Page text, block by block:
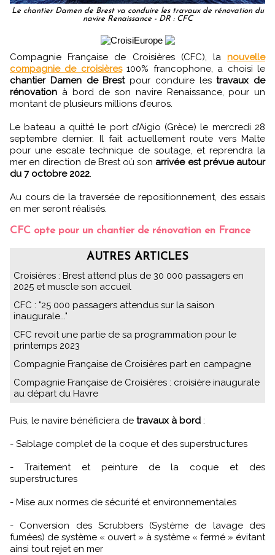
Le chantier Damen de Brest va conduire les travaux de rénovation du
navire Renaissance - DR : CFC
Compagnie Française de Croisières (CFC), la nouvelle
compagnie de croisières100% francophone, a choisi le
chantier Damen de Brestpour conduire lestravaux de
rénovation à bord de son navire Renaissance, pour un
montant de plusieurs millions d’euros.
Le bateau a quitté le port d’Aigio (Grèce) le mercredi 28
septembre dernier. Il fait actuellement route vers Malte
pour une escale technique de soutage, et reprendra la
mer en direction de Brest où son arrivée est prévue autour
du 7 octobre 2022
Au cours de la traversée de repositionnement, des essais
en mer seront réalisés.
CFC opte pour un chantier de rénovation en France
AUTRES ARTICLES
Croisières : Brest attend plus de 30 000 passagers en
2025 et muscle son accueil
CFC : "25 000 passagers attendus sur la saison
inaugurale..."
CFC revoit une partie de sa programmation pour le
printemps 2023
Compagnie Française de Croisières part en campagne
Compagnie Française de Croisières : croisière inaugurale
au départ du Havre
Puis, le navire bénéficiera de travaux à bord :
- Sablage complet de la coque et des superstructures
- Traitement et peinture de la coque et des
superstructures
- Mise aux normes de sécurité et environnementales
- Conversion des Scrubbers (Système de lavage des
fumées) de système « ouvert » à système « fermé » évitant
ainsi tout rejet en mer